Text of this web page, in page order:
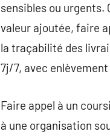
sensibles ou urgents.
valeur ajoutée, faire
la traçabilité des
7j/7, avec
Faire appel à un
à une organisation